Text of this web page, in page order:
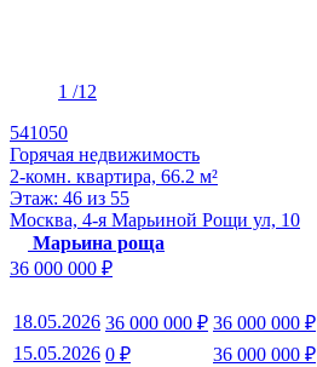
1 /12
541050
Горячая недвижимость
2-комн. квартира, 66.2 м²
Этаж: 46 из 55
Москва, 4-я Марьиной Рощи ул, 10
Марьина роща
36 000 000 ₽
18.05.2026 36 000 000 ₽ 36 000 000 ₽
15.05.2026 0 ₽
36 000 000 ₽